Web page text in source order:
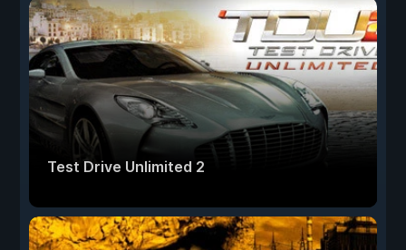
Test Drive Unlimited 2